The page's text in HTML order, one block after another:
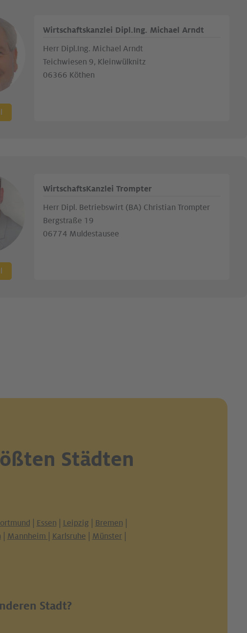
Wirtschaftskanzlei Dipl.Ing. Michael Arndt
Herr Dipl.Ing. Michael Arndt
Teichwiesen 9, Kleinwülknitz
06366 Köthen
WirtschaftsKanzlei Trompter
Herr Dipl. Betriebswirt (BA) Christian Trompter
Bergstraße 19
06774 Muldestausee
Städten
Essen Leipzig Bremen
Mannheim Karlsruhe Münster|
Stadt?